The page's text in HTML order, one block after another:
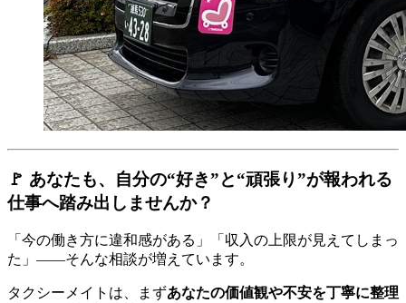
🚩 あなたも、自分の“好き”と“頑張り”が報われる
仕事へ踏み出しませんか？
「今の働き方に違和感がある」「収入の上限が見えてしまっ
た」――そんな相談が増えています。
タクシーメイトは、まずあなたの価値観や不安を丁寧に整理